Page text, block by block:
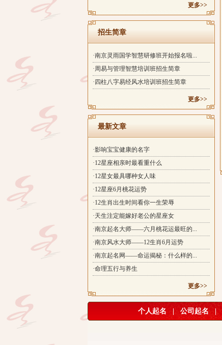
更多>>
招生简章
·南京灵雨国学智慧研修班开始报名啦...
·周易与管理智慧培训班招生简章
·四柱八字易经风水培训班招生简章
更多>>
最新文章
·影响宝宝健康的名字
·12星座相亲时最看重什么
·12星女最具哪种女人味
·12星座6月桃花运势
·12生肖出生时间看你一生荣辱
·天生注定能嫁好老公的星座女
·南京起名大师——六月桃花运最旺的...
·南京风水大师——12生肖6月运势
·南京起名网——命运揭秘：什么样的...
·命理五行与养生
更多>>
个人起名 公司起名 |